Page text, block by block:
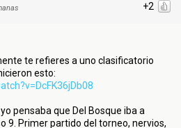
+2
te refieres a uno clasificatorio
esto:
pensaba que Del Bosque iba a
9. Primer partido del torneo, nervios,